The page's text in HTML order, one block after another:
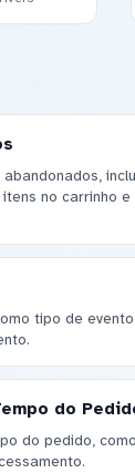
no carrinho
tipo de
do
do pedido,